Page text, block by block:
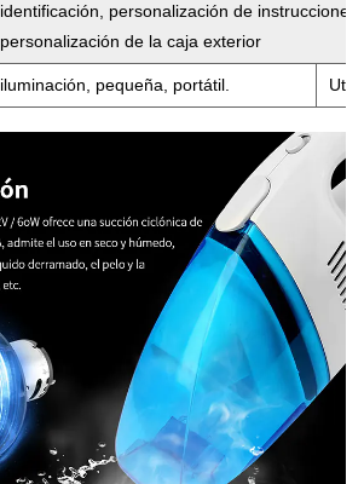
identificación, personalización de
personalización de la caja exterior
iluminación, pequeña, portátil.